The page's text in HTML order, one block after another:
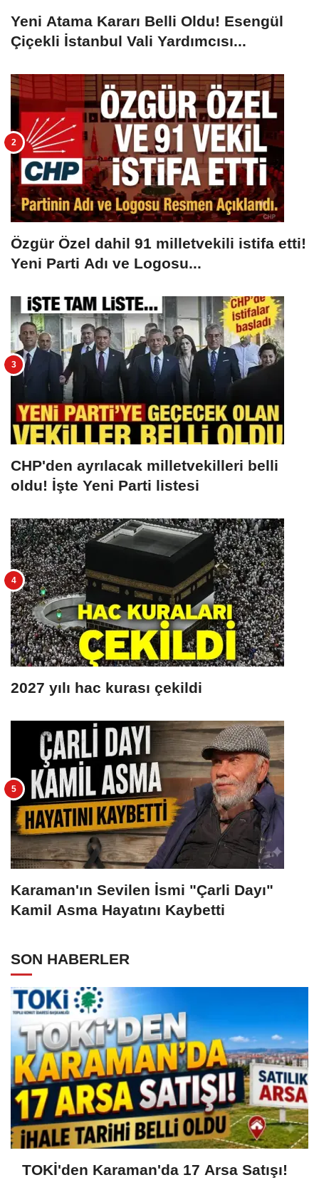
Yeni Atama Kararı Belli Oldu! Esengül
Çiçekli İstanbul Vali Yardımcısı...
Özgür Özel dahil 91 milletvekili istifa etti!
Yeni Parti Adı ve Logosu...
CHP'den ayrılacak milletvekilleri belli
oldu! İşte Yeni Parti listesi
2027 yılı hac kurası çekildi
Karaman'ın Sevilen İsmi "Çarli Dayı"
Kamil Asma Hayatını Kaybetti
SON HABERLER
TOKİ'den Karaman'da 17 Arsa Satışı!